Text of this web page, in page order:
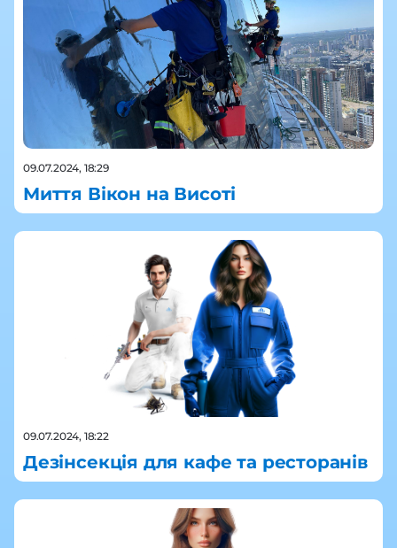
09.07.2024, 18:29
Миття Вікон на Висоті
09.07.2024, 18:22
Дезінсекція для кафе та ресторанів